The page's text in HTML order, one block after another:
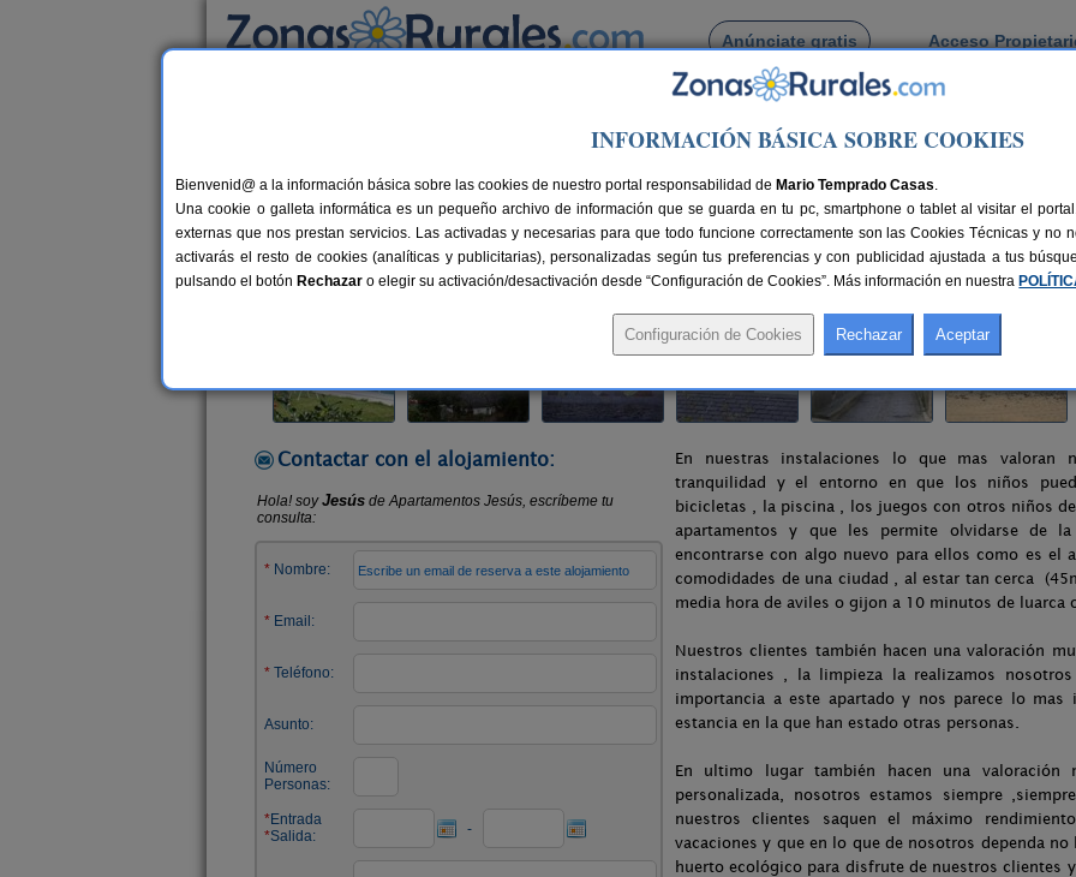
Anúnciate gratis Acceso
Busca por pueblo
> Apartamentos Jesús
Apartamentos Jesús
Apartamentos Rurales en Querúas (Asturias)
Alquiler completo 6+1 plazas 80 km de Oviedo Compartir:
Contactar con el alojamiento:
En nuestras instalaciones lo que mas valoran
tranquilidad y el entorno en que los niños
bicicletas , la piscina , los juegos con otros niños
apartamentos y que les permite olvidarse de
encontrarse con algo nuevo para ellos como es el
comodidades de una ciudad , al estar tan cerca
media hora de aviles o gijon a 10 minutos de luarca
Nuestros clientes también hacen una valoración
instalaciones , la limpieza la realizamos
importancia a este apartado y nos parece lo
estancia en la que han estado otras personas.
En ultimo lugar también hacen una
personalizada, nosotros estamos siempre
nuestros clientes saquen el máximo
vacaciones y que en lo que de nosotros dependa
huerto ecológico para disfrute de nuestros clientes
INFORMACIÓN BÁSICA SOBRE COOKIES
Bienvenid@ a la información básica sobre las cookies de nuestro portal responsabilidad de Mario Temprado Casas.
Una cookie o galleta informática es un pequeño archivo de información que se guarda en tu pc, smartphone o tablet al visitar el
externas que nos prestan servicios. Las activadas y necesarias para que todo funcione correctamente son las Cookies Técnicas y no
activarás el resto de cookies (analíticas y publicitarias), personalizadas según tus preferencias y con publicidad ajustada a tus
pulsando el botón Rechazar o elegir su activación/desactivación desde “Configuración de Cookies”. Más información en nuestra